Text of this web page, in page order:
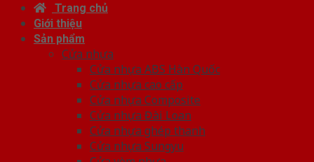
Trang chủ
Giới thiệu
Sản phẩm
Cửa nhựa
Cửa nhựa ABS Hàn Quốc
Cửa nhựa cao cấp
Cửa nhựa Composite
Cửa nhựa Đài Loan
Cửa nhựa ghép thanh
Cửa nhựa Sungyu